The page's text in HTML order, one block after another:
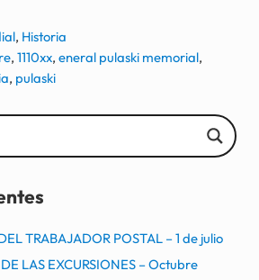
, Historia
, 1110xx, eneral pulaski memorial,
, pulaski
TRABAJADOR POSTAL – 1 de julio
LAS EXCURSIONES – Octubre